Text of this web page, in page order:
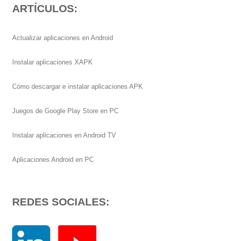
ARTÍCULOS:
Actualizar aplicaciones en Android
Instalar aplicaciones XAPK
Cómo descargar e instalar aplicaciones APK
Juegos de Google Play Store en PC
Instalar aplicaciones en Android TV
Aplicaciones Android en PC
REDES SOCIALES: